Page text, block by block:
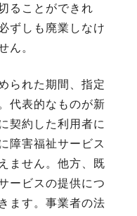
ることができれ
ずしも廃業しなけ
ん。
られた期間、指定
代表的なものが新
契約した利用者に
障害福祉サービス
ません。他方、既
ービスの提供につ
ます。事業者の法